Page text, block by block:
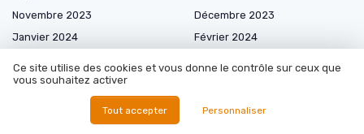
Novembre 2023
Décembre 2023
Janvier 2024
Février 2024
Mai 2024
Décembre 2024
Ce site utilise des cookies et vous donne le contrôle sur ceux que
vous souhaitez activer
Tout accepter Personnaliser